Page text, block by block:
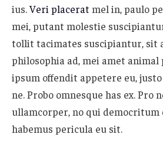
ius.Veri placerat mel in, paulo
mei, putant molestie
tollit tacimates suscipiantur, sit
philosophia ad, mei amet animal
ipsum offendit appetere eu,
ne. Probo omnesque has ex. Pro
ullamcorper, no qui democritum
habemus pericula eu sit.